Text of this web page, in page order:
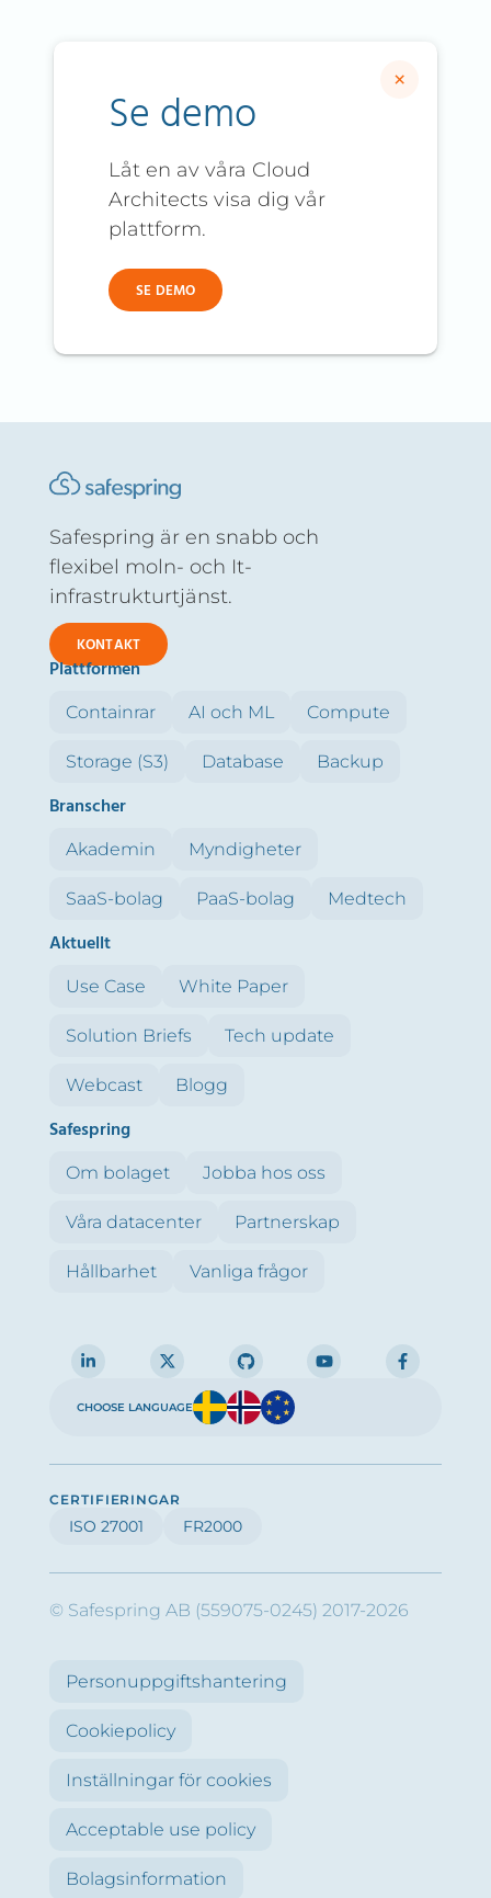
Se demo
Låt en av våra Cloud
Architects visa dig vår
plattform.
SE DEMO
×
Safespring är en snabb och
flexibel moln- och It-
infrastrukturtjänst.
KONTAKT
Plattformen
Containrar AI och ML Compute
Storage (S3) Database Backup
Branscher
Akademin Myndigheter
SaaS-bolag PaaS-bolag Medtech
Aktuellt
Use Case White Paper
Solution Briefs Tech update
Webcast Blogg
Safespring
Om bolaget Jobba hos oss
Våra datacenter Partnerskap
Hållbarhet Vanliga frågor
CHOOSE LANGUAGE
CERTIFIERINGAR
ISO 27001 FR2000
© Safespring AB (559075-0245) 2017-2026
Personuppgiftshantering
Cookiepolicy
Inställningar för cookies
Acceptable use policy
Bolagsinformation